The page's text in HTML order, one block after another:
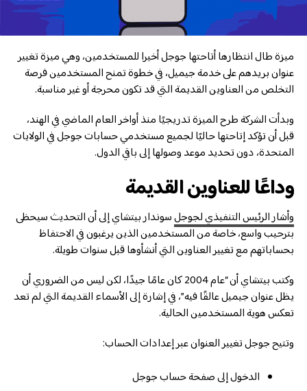
ميزة طال انتظارها أتاحتها جوجل أخيرا للمستخدمين، وهي ميزة تغيير
عنوان بريدهم على خدمة جيميل، في خطوة تمنح المستخدمين فرصة
التخلص من العناوين القديمة التي قد تكون محرجة أو غير مناسبة.
وبدأت الشركة طرح الميزة تدريجيًا منذ أواخر العام الماضي في الهند،
قبل أن تؤكد إتاحتها حاليًا لجميع مستخدمي حسابات جوجل في الولايات
المتحدة، دون تحديد موعد وصولها إلى باقي الدول.
وداعًا للعناوين القديمة
وأشار الرئيس التنفيذي لجوجلسوندار بيتشاي إلى أن التحديث سيحظى
بترحيب واسع، خاصة من المستخدمين الذين يرغبون في الاحتفاظ
بحساباتهم مع تغيير العناوين التي أنشأوها قبل سنوات طويلة.
وكتب بيتشاي أن “عام 2004 كان عامًا جيدًا، لكن ليس من الضروري أن
يظل عنوان جيميل عالقًا فيه”، في إشارة إلى الأسماء القديمة التي لم تعد
تعكس هوية المستخدمين الحالية.
وتتيح جوجل تغيير العنوان عبر إعدادات الحساب:
الدخول إلى صفحة حساب جوجل